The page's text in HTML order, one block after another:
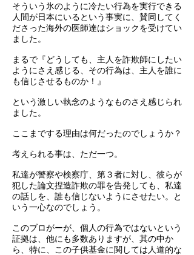
そういう氷のように冷たい行為を実行できる
人間が日本にいるという事実に、賛同してく
ださった海外の医師達はショックを受けてい
ました。
まるで『どうしても、主人を詐欺師にしたい
ようにさえ感じる、その行為は、主人を誰に
も信じさせるものか！』
という激しい執念のようなものさえ感じられ
ました。
ここまでする理由は何だったのでしょうか？
考えられる事は、ただ一つ。
私達が警察や検察庁、第３者に対し、彼らが
犯した論文捏造詐欺の罪を告発しても、私達
の話しを、誰も信じないようにさせたい。と
いう一心なのでしょう。
このブロがーが、個人の行為ではないという
証拠は、他にも多数ありますが、其の中か
ら、特に、この子供基金に関しては人道的な